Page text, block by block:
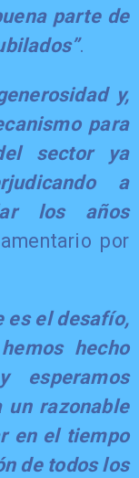
parte de
.
y,
para
sector ya
a
los años
por
es el desafío,
hecho
esperamos
un razonable
en el tiempo
de todos los